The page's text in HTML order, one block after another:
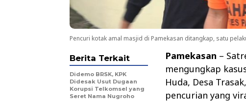
Pencuri kotak amal masjid di Pamekasan ditangkap, satu
Pamekasan –
mengungkap
Huda, Desa
pencurian yang
Berita Terkait
Didemo BRSK, KPK
Didesak Usut Dugaan
Korupsi Telkomsel yang
Seret Nama Nugroho